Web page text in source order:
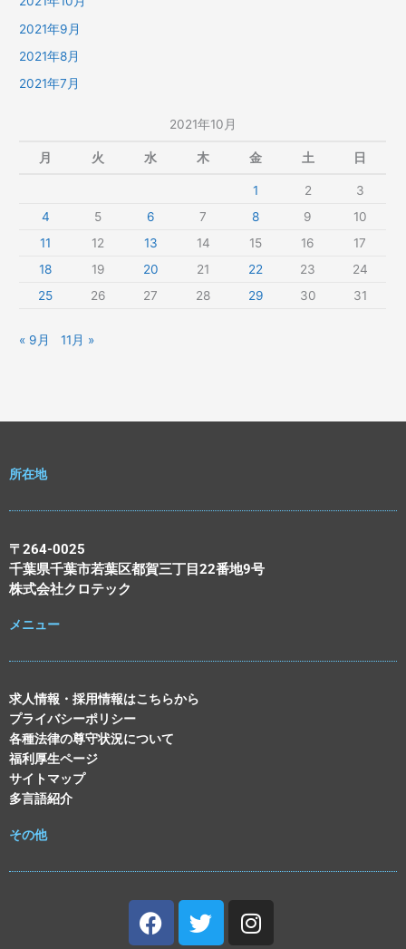
2021年9月
2021年8月
2021年7月
2021年10月
月 火 水 木 金 土 日
1 2
3
4
5 6 7 8 9
10
11
12 13 14 15 16
17
18
19 20 21 22 23
24
25
26 27 28 29 30 31
« 9月 11月 »
所在地
〒264-0025
千葉県千葉市若葉区都賀三丁目22番地9号
株式会社クロテック
メニュー
求人情報・採用情報はこちらから
プライバシーポリシー
各種法律の尊守状況について
福利厚生ページ
サイトマップ
多言語紹介
その他
Facebook
TwitterInstagram